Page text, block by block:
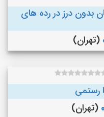
بدون درز در رده های
(تهران)
رستمی
(تهران)